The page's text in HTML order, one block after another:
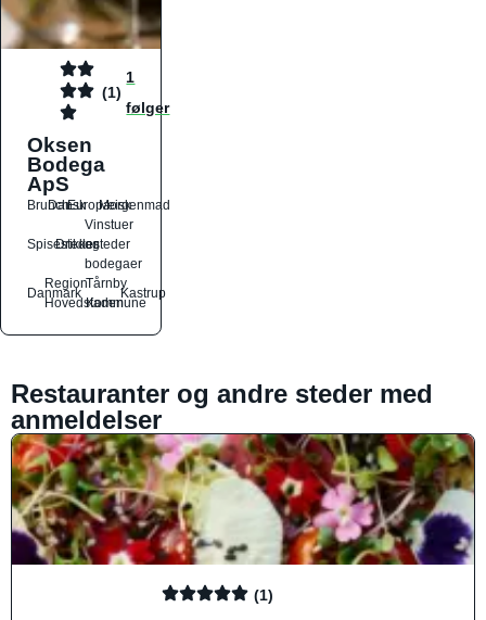
(1)
1
følger
Oksen
Bodega
ApS
Brunch
DanskEuropæiskMorgenmad
Spisesteder
Drikkesteder
Vinstuer
og
bodegaer
Danmark
Region
Hovedstaden
Tårnby
Kommune
Kastrup
Restauranter og andre steder med
anmeldelser
(1)